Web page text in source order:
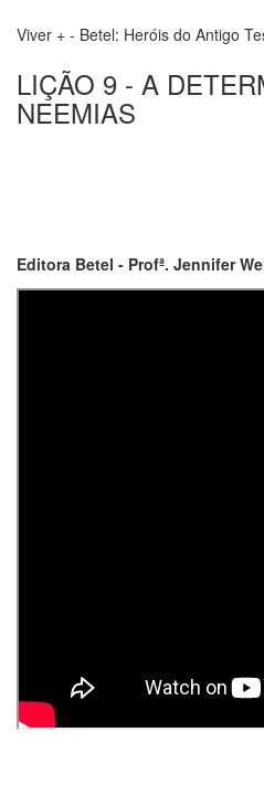
Viver + - Betel: Heróis do Antigo
LIÇÃO 9 - A
NEEMIAS
Editora Betel - Profª. Jennifer